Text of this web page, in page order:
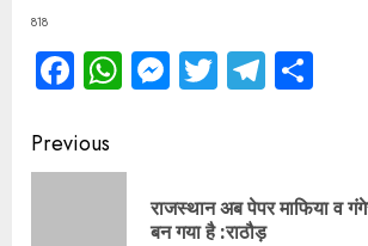
818
Facebook
WhatsApp
Messenger
Twitter
Continue
Reading
Previous
राजस्थान अब पेपर माफिया व
बन गया है :राठौड़